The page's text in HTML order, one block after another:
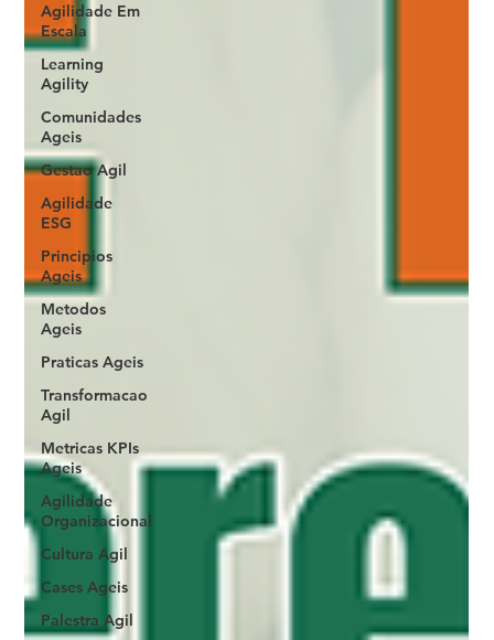
Agilidade Em
Escala
Learning
Agility
Comunidades
Ageis
Gestao Agil
Agilidade
ESG
Principios
Ageis
Metodos
Ageis
Praticas Ageis
Transformacao
Agil
Metricas KPIs
Ageis
Agilidade
Organizacional
Cultura Agil
Cases Ageis
Palestra Agil